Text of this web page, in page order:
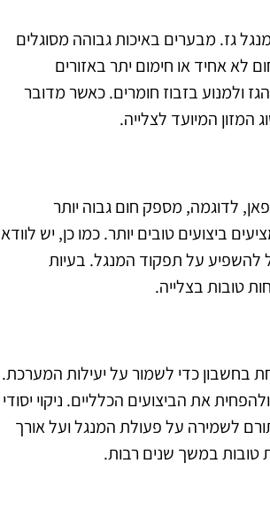
גז. מבערים באיכות גבוהה מסוגלים
לא אחיד או חימום יתר באזורים
ולמנוע בזבוז חומרים. כאשר מדובר
המיועד לצלייה.
לדוגמה, מספק חום גבוה יותר
ביצועים טובים יותר. כמו כן, יש לוודא
על תפקוד המנגל. בעיות
טובות בצלייה.
בחשבון כדי לשמור על יעילות המערכת.
את הביצועים הכלליים. ניקוי יסודי
לשמירה על פעולת המנגל ועל אורך
טובות במשך שנים רבות.